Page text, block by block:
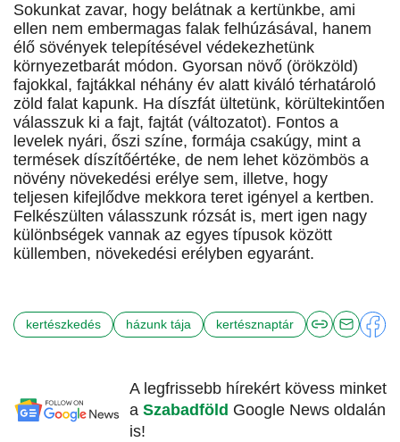
Sokunkat zavar, hogy belátnak a kertünkbe, ami
ellen nem embermagas falak felhúzásával, hanem
élő sövények telepítésével védekezhetünk
környezetbarát módon. Gyorsan növő (örökzöld)
fajokkal, fajtákkal néhány év alatt kiváló térhatároló
zöld falat kapunk. Ha díszfát ültetünk, körültekintően
válasszuk ki a fajt, fajtát (változatot). Fontos a
levelek nyári, őszi színe, formája csakúgy, mint a
termések díszítőértéke, de nem lehet közömbös a
növény növekedési erélye sem, illetve, hogy
teljesen kifejlődve mekkora teret igényel a kertben.
Felkészülten válasszunk rózsát is, mert igen nagy
különbségek vannak az egyes típusok között
küllemben, növekedési erélyben egyaránt.
kertészkedés házunk tája kertésznaptár
A legfrissebb hírekért kövess minket
a Szabadföld Google News oldalán
is!